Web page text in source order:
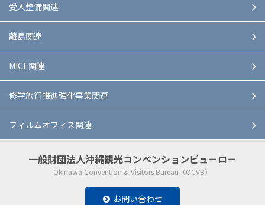
受入整備関連
離島関連
MICE関連
修学旅行推進強化事業関連
フィルムオフィス関連
一般財団法人沖縄観光コンベンションビューロー
Okinawa Convention & Visitors Bureau（OCVB）
お問い合わせ